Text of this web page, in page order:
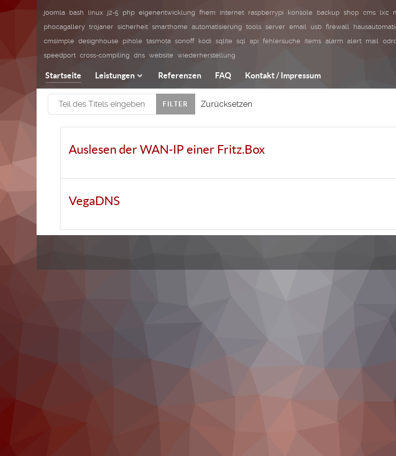
joomla bash linux j2-5 php eigenentwicklung fhem internet raspberrypi konsole backup shop cms lxc
phocagallery trojaner sicherheit smarthome automatisierung tools server email usb firewall
cmsimple designhouse pihole tasmota sonoff kodi sqlite sql api fehlersuche items alarm alert mail
speedport cross-compiling dns website wiederherstellung
Startseite Leistungen Referenzen FAQ Kontakt / Impressum
Teil des Titels eingeben FILTER Zurücksetzen
Auslesen der WAN-IP einer Fritz.Box
VegaDNS